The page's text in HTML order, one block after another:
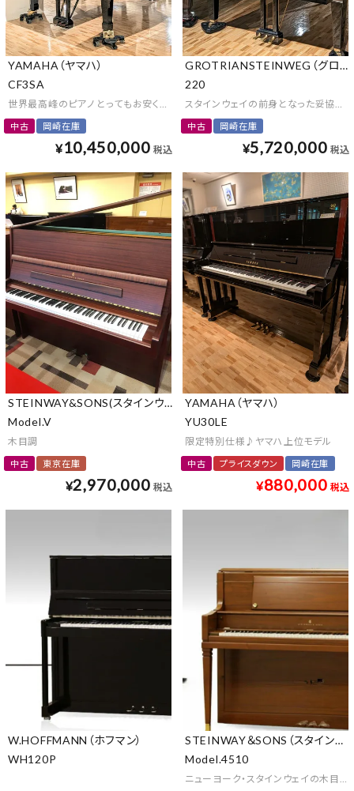
YAMAHA（ヤマハ）
CF3SA
世界最高峰のピアノ とってもお安くご提供します
中古 岡崎在庫
¥10,450,000 税込
GROTRIANSTEINWEG（グロトリ
220
スタインウェイの前身となった妥協な
中古 岡崎在庫
¥5,720,000 税込
STEINWAY&SONS(スタインウェイ&サンズ)
Model.V
木目調
中古 東京在庫
¥2,970,000 税込
YAMAHA（ヤマハ）
YU30LE
限定特別仕様♪ヤマハ上位モデル
中古 プライスダウン 岡崎在庫
¥880,000 税込
W.HOFFMANN（ホフマン）
WH120P
STEINWAY＆SONS（スタインウェ
Model.4510
ニューヨーク・スタインウェイの木目調